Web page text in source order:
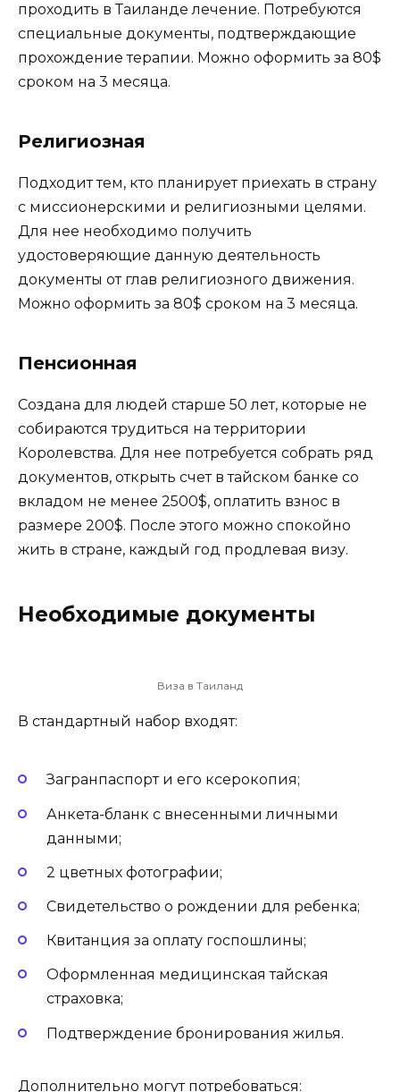
проходить в Таиланде лечение. Потребуются
специальные документы, подтверждающие
прохождение терапии. Можно оформить за 80$
сроком на 3 месяца.
Религиозная
Подходит тем, кто планирует приехать в страну
с миссионерскими и религиозными целями.
Для нее необходимо получить
удостоверяющие данную деятельность
документы от глав религиозного движения.
Можно оформить за 80$ сроком на 3 месяца.
Пенсионная
Создана для людей старше 50 лет, которые не
собираются трудиться на территории
Королевства. Для нее потребуется собрать ряд
документов, открыть счет в тайском банке со
вкладом не менее 2500$, оплатить взнос в
размере 200$. После этого можно спокойно
жить в стране, каждый год продлевая визу.
Необходимые документы
Виза в Таиланд
В стандартный набор входят:
Загранпаспорт и его ксерокопия;
Анкета-бланк с внесенными личными
данными;
2 цветных фотографии;
Свидетельство о рождении для ребенка;
Квитанция за оплату госпошлины;
Оформленная медицинская тайская
страховка;
Подтверждение бронирования жилья.
Дополнительно могут потребоваться: